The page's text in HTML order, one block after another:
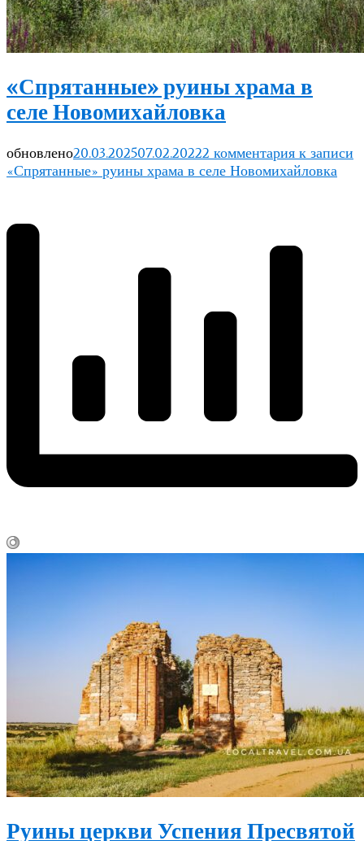
«Спрятанные» руины храма в
селе Новомихайловка
обновлено20.03.202507.02.20222 комментария к записи
«Спрятанные» руины храма в селе Новомихайловка
Руины церкви Успения Пресвятой